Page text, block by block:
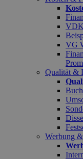
VG
Qualität &
Werbung